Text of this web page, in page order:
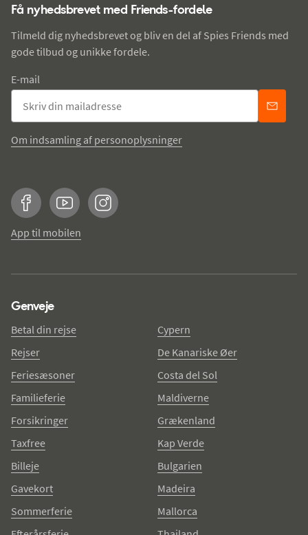
Få nyhedsbrevet med Friends-fordele
Tilmeld dig nyhedsbrevet og bliv en del af Spies Friends med
gode tilbud og unikke fordele.
E-mail
Om indsamling af personoplysninger
FacebookYouTubeInstagram
App til mobilen
Genveje
Betal din rejse
Rejser
Feriesæsoner
Familieferie
Forsikringer
Taxfree
Billeje
Gavekort
Sommerferie
Cypern
De Kanariske Øer
Costa del Sol
Maldiverne
Grækenland
Kap Verde
Bulgarien
Madeira
Mallorca